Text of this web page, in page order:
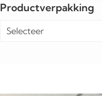
Productverpakking
Selecteer